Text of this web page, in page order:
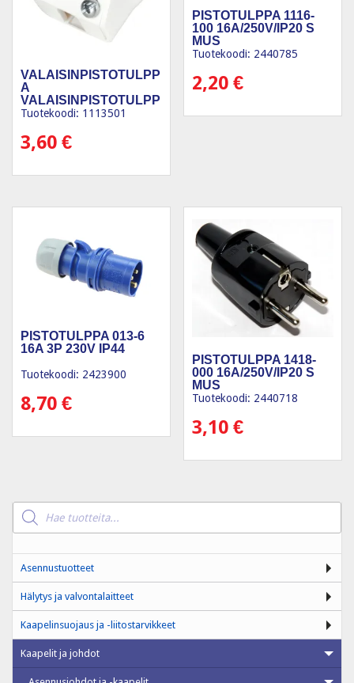
VALAISINPISTOTULPP
A
VALAISINPISTOTULPP
A MAADOITETT
Tuotekoodi: 1113501
3,60 €
PISTOTULPPA 1116-
100 16A/250V/IP20 S
MUS
Tuotekoodi: 2440785
2,20€
PISTOTULPPA 013-6
16A 3P 230V IP44
Tuotekoodi: 2423900
8,70 €
PISTOTULPPA 1418-
000 16A/250V/IP20 S
MUS
Tuotekoodi: 2440718
3,10€
Products
search
Asennustuotteet
Hälytys ja valvontalaitteet
Kaapelinsuojaus ja -liitostarvikkeet
Kaapelit ja johdot